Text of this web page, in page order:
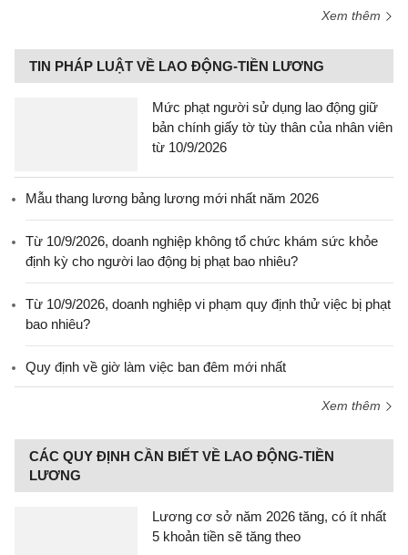
Xem thêm
TIN PHÁP LUẬT VỀ LAO ĐỘNG-TIỀN LƯƠNG
Mức phạt người sử dụng lao động giữ
bản chính giấy tờ tùy thân của nhân viên
từ 10/9/2026
Mẫu thang lương bảng lương mới nhất năm 2026
Từ 10/9/2026, doanh nghiệp không tổ chức khám sức khỏe
định kỳ cho người lao động bị phạt bao nhiêu?
Từ 10/9/2026, doanh nghiệp vi phạm quy định thử việc bị phạt
bao nhiêu?
Quy định về giờ làm việc ban đêm mới nhất
Xem thêm
CÁC QUY ĐỊNH CẦN BIẾT VỀ LAO ĐỘNG-TIỀN
LƯƠNG
Lương cơ sở năm 2026 tăng, có ít nhất
5 khoản tiền sẽ tăng theo